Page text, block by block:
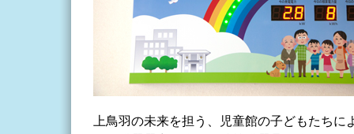
上鳥羽の未来を担う、児童館の子どもたちに